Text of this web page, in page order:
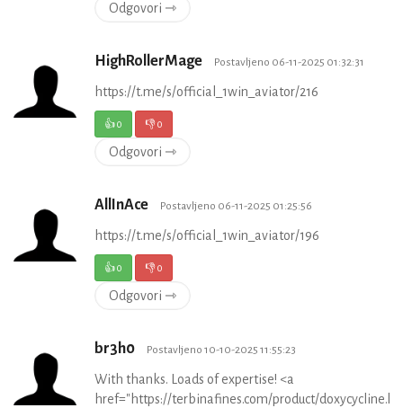
Odgovori ⇾
HighRollerMage Postavljeno 06-11-2025 01:32:31
https://t.me/s/official_1win_aviator/216
👍0 👎0
Odgovori ⇾
AllInAce Postavljeno 06-11-2025 01:25:56
https://t.me/s/official_1win_aviator/196
👍0 👎0
Odgovori ⇾
br3h0 Postavljeno 10-10-2025 11:55:23
With thanks. Loads of expertise! <a
href="https://terbinafines.com/product/